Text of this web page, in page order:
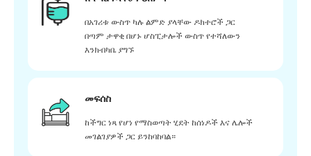
በአገሪቱ ውስጥ ካሉ ልምድ ያላቸው ዶክተሮች ጋር
በጣም ታዋቂ በሆኑ ሆስፒታሎች ውስጥ የተሻለውን
እንክብካቤ ያግኙ
መፍሰስ
ከችግር ነጻ የሆነ የማስወጣት ሂደት ከሰነዶች እና ሌሎች
መገልገያዎች ጋር ይንከባከባል።